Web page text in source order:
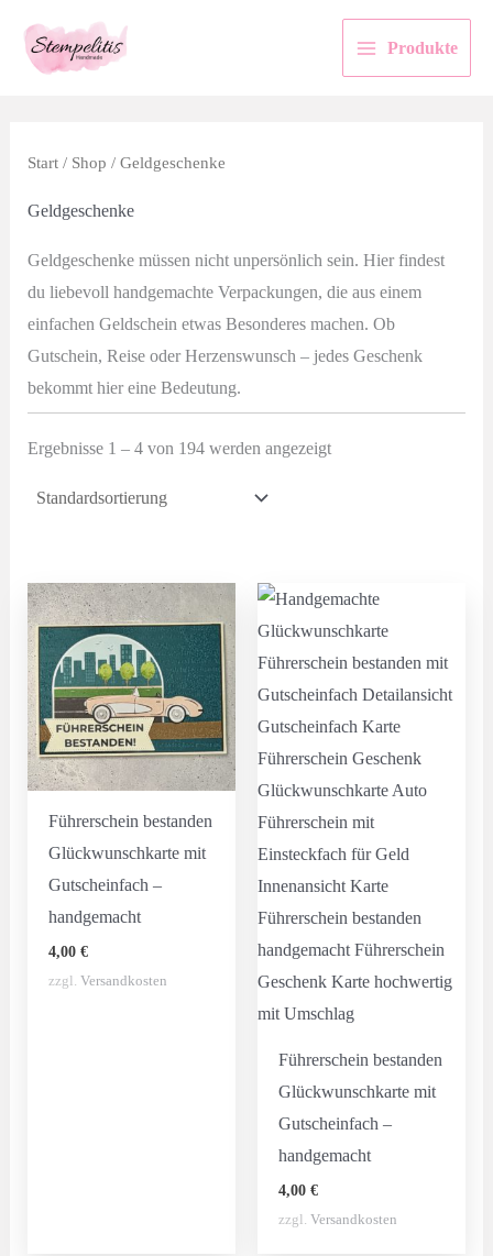
Inhalt
springen
Produkte
Start/ Shop / Geldgeschenke
Geldgeschenke
Geldgeschenke müssen nicht unpersönlich sein. Hier findest
du liebevoll handgemachte Verpackungen, die aus einem
einfachen Geldschein etwas Besonderes machen. Ob
Gutschein, Reise oder Herzenswunsch – jedes Geschenk
bekommt hier eine Bedeutung.
Ergebnisse 1 – 4 von 194 werden angezeigt
Führerschein bestanden
Glückwunschkarte mit
Gutscheinfach –
handgemacht
4,00 €
zzgl. Versandkosten
Führerschein bestanden
Glückwunschkarte mit
Gutscheinfach –
handgemacht
4,00€
zzgl.Versandkosten